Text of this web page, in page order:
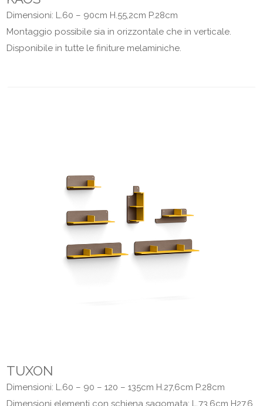
Dimensioni: L.60 – 90cm H.55,2cm P.28cm
Montaggio possibile sia in orizzontale che in verticale.
Disponibile in tutte le finiture melaminiche.
TUXON
Dimensioni: L.60 – 90 – 120 – 135cm H.27,6cm P.28cm
Dimensioni elementi con schiena sagomata: L.73,6cm H27,6